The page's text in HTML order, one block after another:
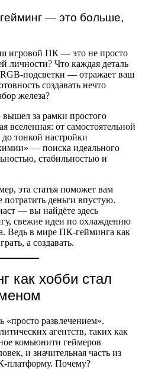
— это больше,
игровой ПК — это не просто
личности? Что каждая деталь
подсветки — отражает ваш
создавать нечто
железа?
за рамки простого
вселенная: от самостоятельной
тонкой настройки
— поиска идеального
стабильностью и
эта статья поможет вам
потратить деньги впустую.
— вы найдёте здесь
свежие идеи по охлаждению
Ведь в мире ПК-гейминга как
а создавать.
как хобби стал
развлечением».
агентств, таких как
комьюнити геймеров
и значительная часть из
платформу. Почему?